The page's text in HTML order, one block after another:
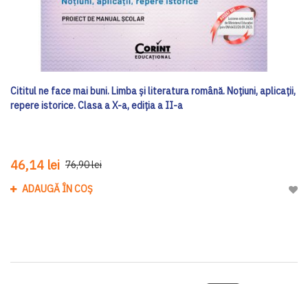
Cititul ne face mai buni. Limba și literatura română. Noțiuni, aplicații,
repere istorice. Clasa a X-a, ediţia a II-a
46,14 lei 76,90 lei
ADAUGĂ ÎN COȘ